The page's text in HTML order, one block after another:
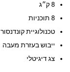
8 ק״ג
8 תוכניות
טכנולוגיית קונדנסור
ייבוש בעזרת מעבה
צג דיגיטלי